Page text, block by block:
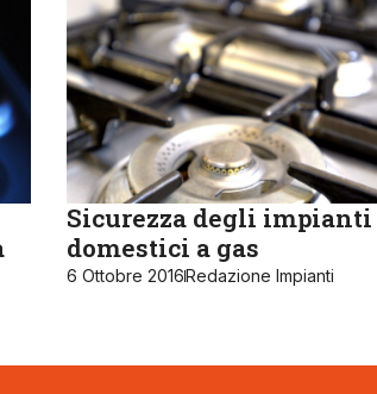
Sicurezza degli impianti
domestici a gas
6 Ottobre 2016Redazione Impianti